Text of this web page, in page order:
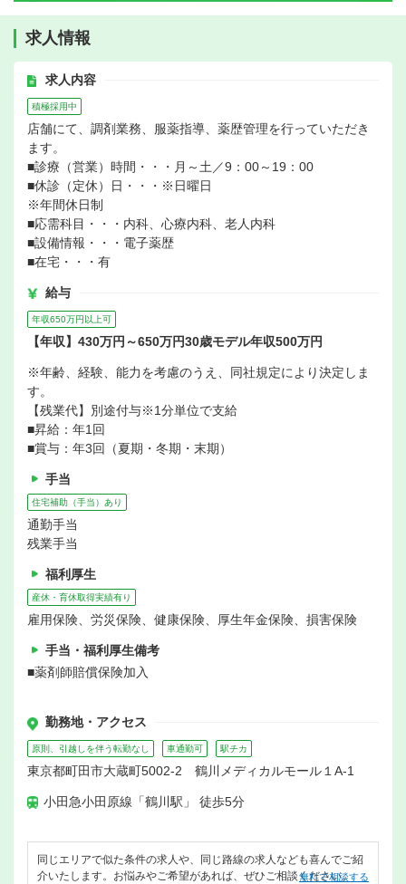
求人情報
求人内容
積極採用中
店舗にて、調剤業務、服薬指導、薬歴管理を行っていただき
ます。
■診療（営業）時間・・・月～土／9：00～19：00
■休診（定休）日・・・※日曜日
※年間休日制
■応需科目・・・内科、心療内科、老人内科
■設備情報・・・電子薬歴
■在宅・・・有
給与
年収650万円以上可
【年収】430万円～650万円30歳モデル年収500万円
※年齢、経験、能力を考慮のうえ、同社規定により決定しま
す。
【残業代】別途付与※1分単位で支給
■昇給：年1回
■賞与：年3回（夏期・冬期・末期）
手当
住宅補助（手当）あり
通勤手当
残業手当
福利厚生
産休・育休取得実績有り
雇用保険、労災保険、健康保険、厚生年金保険、損害保険
手当・福利厚生備考
■薬剤師賠償保険加入
勤務地・アクセス
原則、引越しを伴う転勤なし 車通勤可 駅チカ
東京都町田市大蔵町5002-2 鶴川メディカルモール１A-1
小田急小田原線「鶴川駅」 徒歩5分
同じエリアで似た条件の求人や、同じ路線の求人なども喜んでご紹
介いたします。お悩みやご希望があれば、ぜひご相談ください。
無料で相談する